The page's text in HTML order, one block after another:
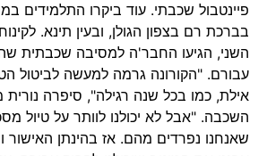
פיינטבול שכבתי. עוד ביקרו התלמידים
בברכת רם בצפון הגולן, ובעין תינא.
השני, הגיעו החבר'ה למסיבה שכבתית
עבורם. "הקורונה גרמה למעשה לביטול
אילת, כמו בכל שנה רגילה", סיפרה נורית
השכבה. "אבל לא יכולנו לוותר על טיול
שאנחנו נפרדים מהם. אז בהינתן